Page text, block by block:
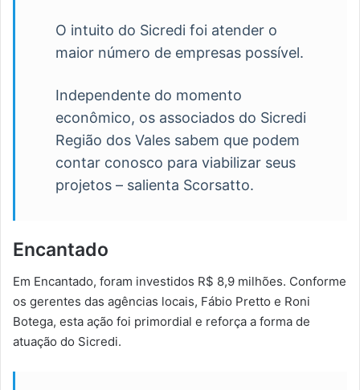
O intuito do Sicredi foi atender o
maior número de empresas possível.
Independente do momento
econômico, os associados do Sicredi
Região dos Vales sabem que podem
contar conosco para viabilizar seus
projetos – salienta Scorsatto.
Encantado
Em Encantado, foram investidos R$ 8,9 milhões. Conforme
os gerentes das agências locais, Fábio Pretto e Roni
Botega, esta ação foi primordial e reforça a forma de
atuação do Sicredi.